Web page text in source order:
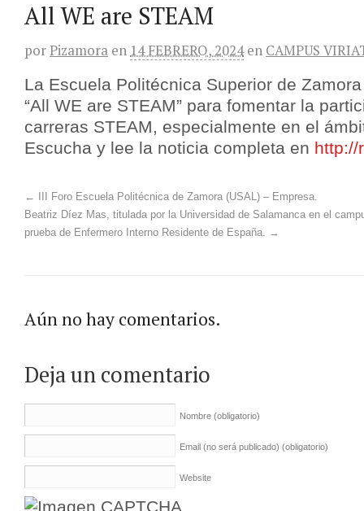
All WE are STEAM
porPizamora en 14 FEBRERO, 2024 en CAMPUS
La Escuela Politécnica Superior de
“All WE are STEAM” para fomentar la
carreras STEAM, especialmente en el
Escucha y lee la noticia completa en http://
←
III Foro Escuela Politécnica de Zamora (USAL) – Empresa.
Beatriz Díez Mas, titulada por la Universidad de Salamanca en el
prueba de Enfermero Interno Residente de España. →
Aún no hay comentarios.
Deja un comentario
Nombre (obligatorio)
Email (no será publicado) (obligatorio)
Website